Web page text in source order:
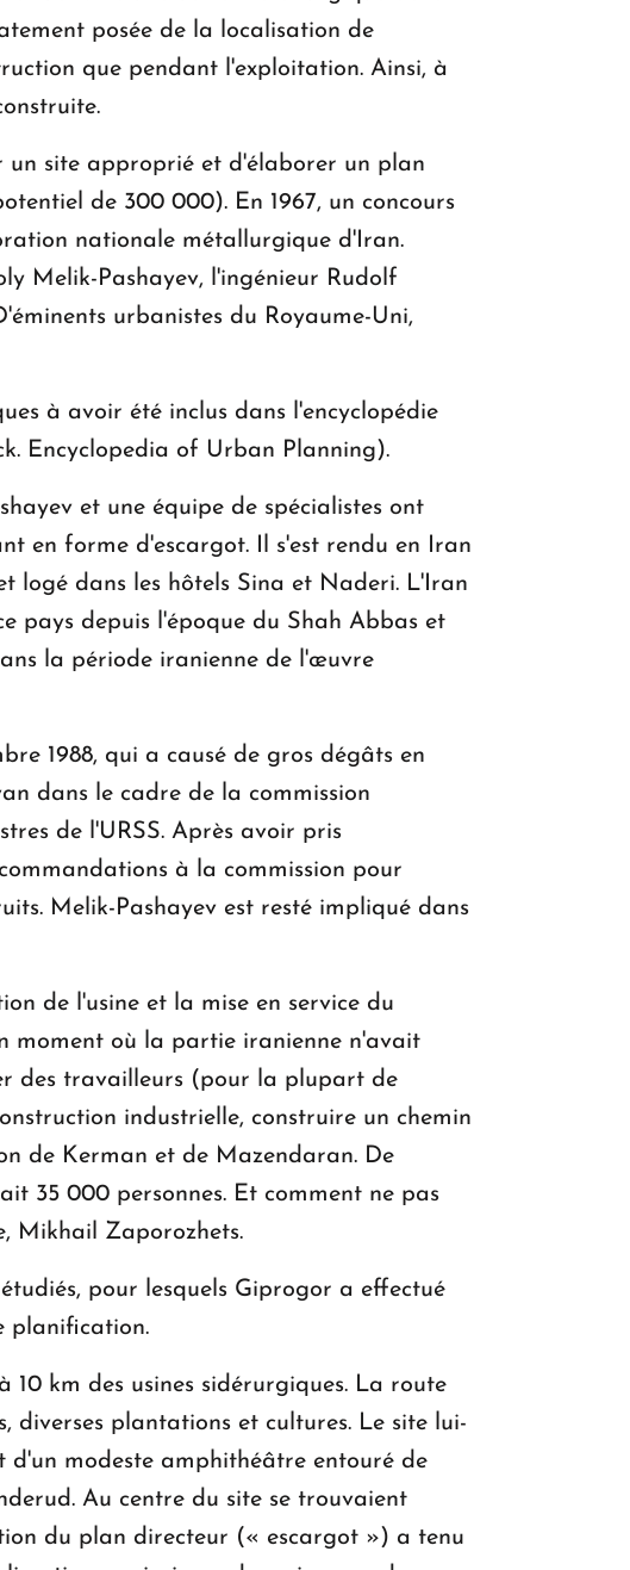
posée de la localisation de
que pendant l'exploitation. Ainsi, à
un site approprié et d'élaborer un plan
de 300 000). En 1967, un concours
nationale métallurgique d'Iran.
Melik-Pashayev, l'ingénieur Rudolf
urbanistes du Royaume-Uni,
à avoir été inclus dans l'encyclopédie
Encyclopedia of Urban Planning).
et une équipe de spécialistes ont
en forme d'escargot. Il s'est rendu en Iran
logé dans les hôtels Sina et Naderi. L'Iran
pays depuis l'époque du Shah Abbas et
la période iranienne de l'œuvre
1988, qui a causé de gros dégâts en
dans le cadre de la commission
de l'URSS. Après avoir pris
à la commission pour
Melik-Pashayev est resté impliqué dans
de l'usine et la mise en service du
moment où la partie iranienne n'avait
des travailleurs (pour la plupart de
industrielle, construire un chemin
de Kerman et de Mazendaran. De
35 000 personnes. Et comment ne pas
Mikhail Zaporozhets.
pour lesquels Giprogor a effectué
planification.
km des usines sidérurgiques. La route
diverses plantations et cultures. Le site lui-
modeste amphithéâtre entouré de
Au centre du site se trouvaient
du plan directeur (« escargot ») a tenu